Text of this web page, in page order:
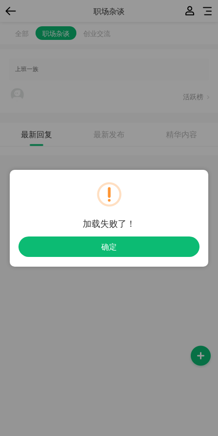
职场杂谈
全部 职场杂谈 创业交流
上班一族
活跃榜
最新回复 最新发布 精华内容
加载失败了！
确定